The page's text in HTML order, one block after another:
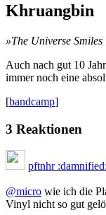
Khruangbin
»The Universe
Auch nach gut 10
immer noch eine
[bandcamp]
3 Reaktionen
pftnhr :damnified:
@micro wie ich die
Vinyl nicht so gut